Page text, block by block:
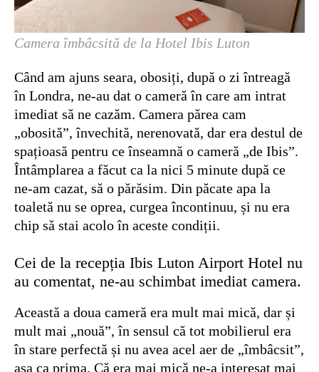
Camera îmbâcsită de la Hotel Ibis Luton
Când am ajuns seara, obosiți, după o zi întreagă
în Londra, ne-au dat o cameră în care am intrat
imediat să ne cazăm. Camera părea cam
„obosită”, învechită, nerenovată, dar era destul de
spațioasă pentru ce înseamnă o cameră „de Ibis”.
Întâmplarea a făcut ca la nici 5 minute după ce
ne-am cazat, să o părăsim. Din păcate apa la
toaletă nu se oprea, curgea încontinuu, și nu era
chip să stai acolo în aceste condiții.
Cei de la recepția Ibis Luton Airport Hotel nu
au comentat, ne-au schimbat imediat camera.
Această a doua cameră era mult mai mică, dar și
mult mai „nouă”, în sensul că tot mobilierul era
în stare perfectă și nu avea acel aer de „îmbâcsit”,
așa ca prima. Că era mai mică ne-a interesat mai